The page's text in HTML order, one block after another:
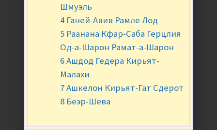
Шмуэль
4 Ганей-Авив Рамле Лод
5 Раанана Кфар-Саба Герцлия
Од-а-Шарон Рамат-а-Шарон
6 Ашдод Гедера Кирьят-
Малахи
7 Ашкелон Кирьят-Гат Сдерот
8 Беэр-Шева